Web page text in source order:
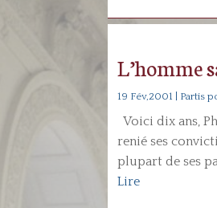
L’homme
19 Fév,2001 Partis
Voici dix ans,
renié ses
plupart de ses
Lire